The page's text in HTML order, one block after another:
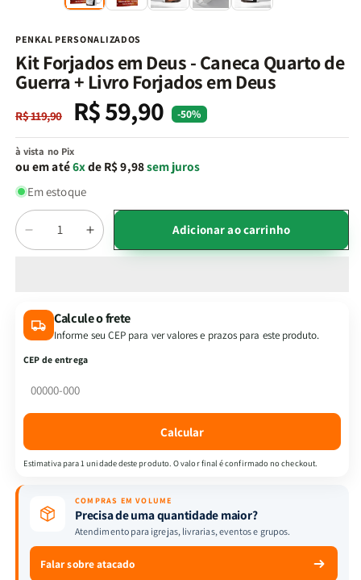
PENKAL PERSONALIZADOS
Kit Forjados em Deus - Caneca Quarto de
Guerra + Livro Forjados em Deus
Preço
normal
R$ 119,90
Preço
promocional
R$ 59,90 -50%
à vista no Pix
ou em até6xde R$ 9,98sem juros
Em estoque
Quantidade
Diminuir
a
Forjados
em
Deus
Caneca
+
em
Deus
Aumentar
a
Forjados
em
+
em
Deus
Adicionar ao carrinho
Calcule o frete
Informe seu CEP para ver valores e prazos para este produto.
CEP de entrega
Calcular
Estimativa para 1 unidade deste produto. O valor final é confirmado no checkout.
COMPRAS EM VOLUME
Precisa de uma quantidade maior?
Atendimento para igrejas, livrarias, eventos e grupos.
Falar sobre atacado